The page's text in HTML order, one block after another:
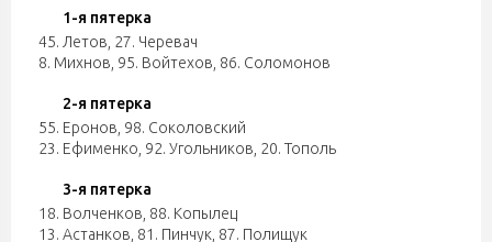
1-я пятерка
45. Летов 27. Черевач
8. Михнов 95. Войтехов 86. Соломонов
2-я пятерка
55. Еронов 98. Соколовский
23. Ефименко 92. Угольников 20. Тополь
3-я пятерка
18. Волченков 88. Копылец
13. Астанков 81. Пинчук 87. Полищук